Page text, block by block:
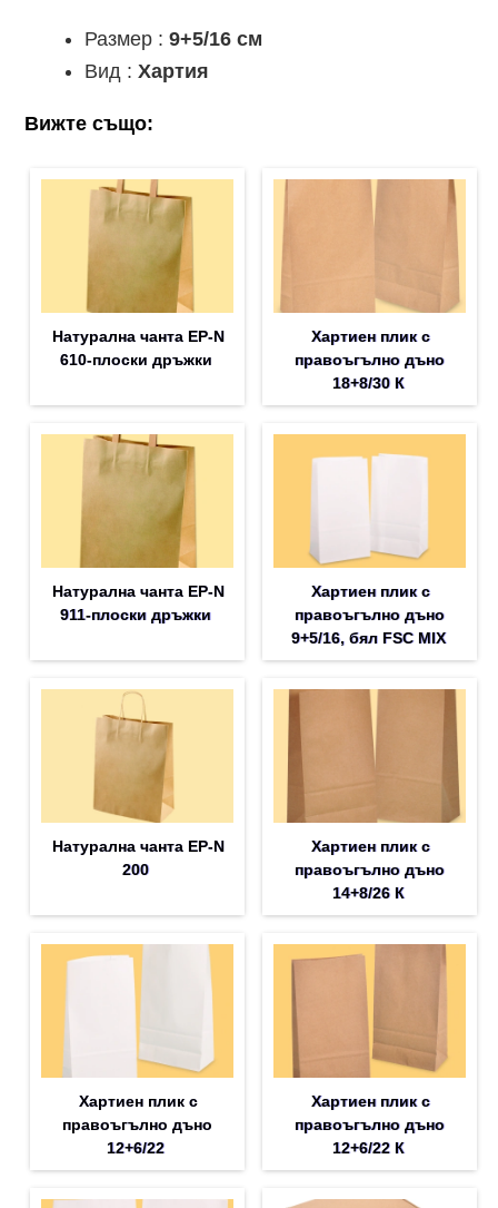
Размер : 9+5/16 см
Вид : Хартия
Вижте също:
Натурална чанта EP-N
610-плоски дръжки
Хартиен плик с
правоъгълно дъно
18+8/30 К
Натурална чанта EP-N
911-плоски дръжки
Хартиен плик с
правоъгълно дъно
9+5/16, бял FSC MIX
Натурална чанта EP-N
200
Хартиен плик с
правоъгълно дъно
14+8/26 К
Хартиен плик с
правоъгълно дъно
12+6/22
Хартиен плик с
правоъгълно дъно
12+6/22 К